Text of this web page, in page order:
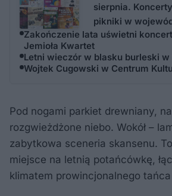
sierpnia.
pikniki w
Zakończenie lata uświetni
Jemioła Kwartet
Letni wieczór w blasku burleski w
Wojtek Cugowski w Centrum
Pod nogami parkiet drewniany,
rozgwieżdżone niebo. Wokół –
zabytkowa sceneria skansenu.
miejsce na letnią potańcówkę,
klimatem prowincjonalnego